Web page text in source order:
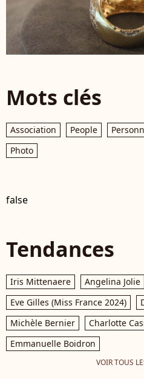
Mots clés
Association People
Photo
false
Tendances
Iris Mittenaere
Angelina Jolie
Eve Gilles (Miss France 2024)
Michèle Bernier
Charlotte
Emmanuelle Boidron
VOIR TOUS